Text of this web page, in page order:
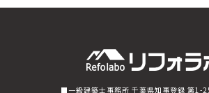
一級建築士事務所 千葉県知事登録 第1-